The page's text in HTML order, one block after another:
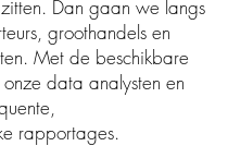
Dan gaan we langs
groothandels en
Met de beschikbare
data analysten en
rapportages.